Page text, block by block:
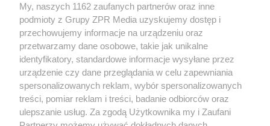
Żaden utwór zamieszczony w serwisie nie może być powielany i
rozpowszechniany lub dalej rozpowszechniany w jakikolwiek sposób (w
tym także elektroniczny lub mechaniczny) na jakimkolwiek polu
eksploatacji w jakiejkolwiek formie, włącznie z umieszczaniem w Internecie
bez pisemnej zgody właściciela praw. Jakiekolwiek użycie lub
wykorzystanie utworów w całości lub w części z naruszeniem prawa, tzn.
bez właściwej zgody, jest zabronione pod groźbą kary i może być ścigane
prawnie.
My, naszych 1162 zaufanych partnerów oraz inne
podmioty z Grupy ZPR Media uzyskujemy dostęp i
przechowujemy informacje na urządzeniu oraz
przetwarzamy dane osobowe, takie jak unikalne
identyfikatory, standardowe informacje wysyłane przez
urządzenie czy dane przeglądania w celu zapewniania
spersonalizowanych reklam, wybór spersonalizowanych
treści, pomiar reklam i treści, badanie odbiorców oraz
ulepszanie usług. Za zgodą Użytkownika my i Zaufani